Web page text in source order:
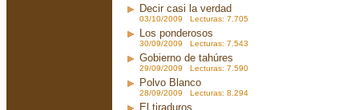
Decir casi la verdad
03/10/2009 Lecturas: 7.705
Los ponderosos
30/09/2009 Lecturas: 7.543
Gobierno de tahúres
29/09/2009 Lecturas: 7.590
Polvo Blanco
28/09/2009 Lecturas: 8.294
El tiraduros